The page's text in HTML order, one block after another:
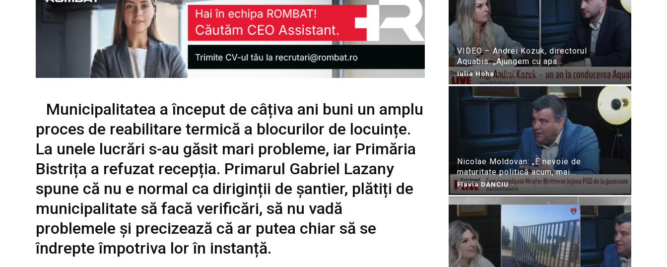
Municipalitatea a început de câțiva ani buni un amplu
proces de reabilitare termică a blocurilor de locuințe.
La unele lucrări s-au găsit mari probleme, iar Primăria
Bistrița a refuzat recepția. Primarul Gabriel Lazany
spune că nu e normal ca diriginții de șantier, plătiți de
municipalitate să facă verificări, să nu vadă
problemele și precizează că ar putea chiar să se
îndrepte împotriva lor în instanță.
VIDEO – Andrei Kozuk, directorul
Aquabis: „Ajungem cu apa...
Iulia Hoha - iulie 21, 2026
Nicolae Moldovan: „E nevoie de
maturitate politică acum, mai...
Flavia DANCIU - iunie 10, 2026